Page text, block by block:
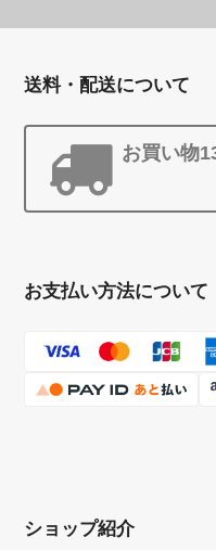
送料・配送について
お買い物
お支払い方法について
ショップ紹介